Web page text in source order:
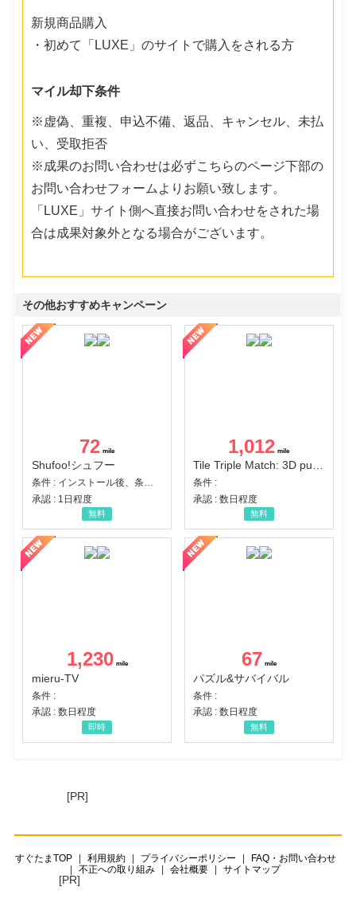
新規商品購入
・初めて「LUXE」のサイトで購入をされる方
マイル却下条件
※虚偽、重複、申込不備、返品、キャンセル、未払
い、受取拒否
※成果のお問い合わせは必ずこちらのページ下部の
お問い合わせフォームよりお願い致します。
「LUXE」サイト側へ直接お問い合わせをされた場
合は成果対象外となる場合がございます。
その他おすすめキャンペーン
72
Shufoo!シュフー
条件 : インストール後、条件達成
承認 : 1日程度
無料
1,012
Tile Triple Match: 3D puzzle
条件 :
承認 : 数日程度
無料
1,230
mieru-TV
条件 :
承認 : 数日程度
即時
67
パズル&サバイバル
条件 :
承認 : 数日程度
無料
[PR]
すぐたまTOP 利用規約 プライバシーポリシー
FAQ・お問い合わせ
不正への取り組み
会社概要 サイトマップ
[PR]